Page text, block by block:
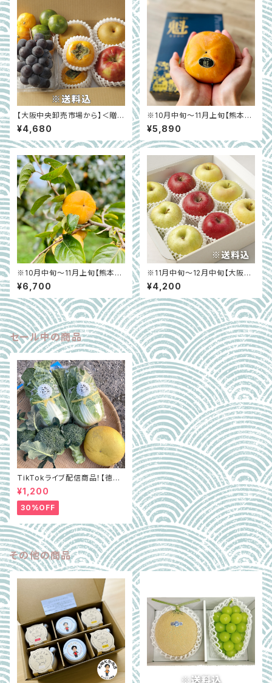
【大阪中央卸売市場から】＜贈答
クラス＞内容はお任せ！秋の国
産フルーツ詰合せ約2㎏
¥4,680
※10月中旬〜11月上旬【熊本県
宇土市】太秋柿「プレミアム太
秋 魁」化粧箱入り 約2kg
¥5,890
※10月中旬〜11月上旬【熊本県
宇土市】太秋柿「プレミアム太
秋 魁」（秀） 約3.5kg
¥6,700
※11月中旬～12月中旬【大阪中
央卸売市場から】＜正品＞旬の
りんご3種食べ比べ 約2.5㎏
¥4,200
セール中の商品
TikTokライブ配信商品！【徳島
県阿波市】GOTTSO阿波セレ
クト3種詰合せ約2.8㎏（ミルフィ
ー菜含む）
¥1,200
30%OFF
その他の商品